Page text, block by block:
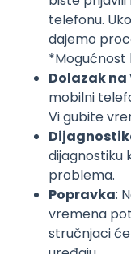
telefonu.
dajemo
Dolazak na
mobilni
Vi gubite
dijagnostiku
problema.
Popravka:
vremena
stručnjaci